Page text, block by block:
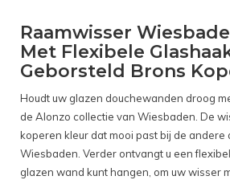
Raamwisser
Met Flexibele
Geborsteld Brons
Houdt uw glazen douchewanden droog
de Alonzo collectie van Wiesbaden. De
koperen kleur dat mooi past bij de andere
Wiesbaden. Verder ontvangt u een
glazen wand kunt hangen, om uw wisser